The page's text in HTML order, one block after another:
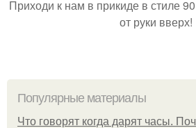
Приходи к нам в прикиде в стиле
от руки вверх!
Популярные материалы
Что говорят когда дарят часы.